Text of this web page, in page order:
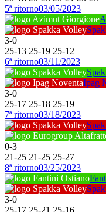
5ª ritorno03/05/2023
3-0
25-13 25-19 25-12
6ª ritorno03/11/2023
Ipag
3-0
25-17 25-18 25-19
7ª ritorno03/18/2023
0-3
21-25 21-25 25-27
8ª ritorno03/25/2023
3-0
25-17 25-21 25-16